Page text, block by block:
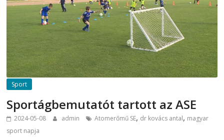
Sport
Sportágbemutatót tartott az ASE
2024-05-08 admin Atomerőmű SE, dr kovács antal, magyar
sport napja